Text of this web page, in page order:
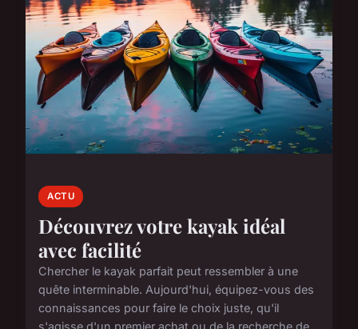
ACTU
Découvrez votre kayak idéal
avec facilité
Chercher le kayak parfait peut ressembler à une
quête interminable. Aujourd'hui, équipez-vous des
connaissances pour faire le choix juste, qu'il
s'agisse d'un premier achat ou de la recherche de